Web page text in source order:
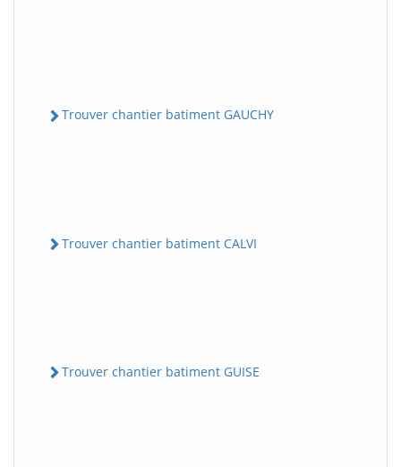
Trouver chantier batiment GAUCHY
Trouver chantier batiment CALVI
Trouver chantier batiment GUISE